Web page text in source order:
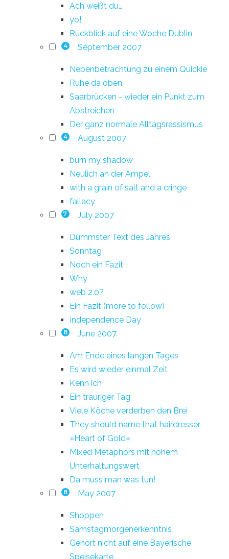
Ach weißt du…
yo!
Rückblick auf eine Woche Dublin
4 September 2007
Nebenbetrachtung zu einem Quickie
Ruhe da oben.
Saarbrücken - wieder ein Punkt zum
Abstreichen
Der ganz normale Alltagsrassismus
4 August 2007
burn my shadow
Neulich an der Ampel
with a grain of salt and a cringe
fallacy
7 July 2007
Dümmster Text des Jahres
Sonntag
Noch ein Fazit
Why
web 2.0?
Ein Fazit (more to follow)
Independence Day
8 June 2007
Am Ende eines langen Tages
Es wird wieder einmal Zeit
Kenn ich
Ein trauriger Tag
Viele Köche verderben den Brei
They should name that hairdresser
»Heart of Gold«
Mixed Metaphors mit hohem
Unterhaltungswert
Da muss man was tun!
8 May 2007
Shoppen
Samstagmorgenerkenntnis
Gehört nicht auf eine Bayerische
Speisekarte